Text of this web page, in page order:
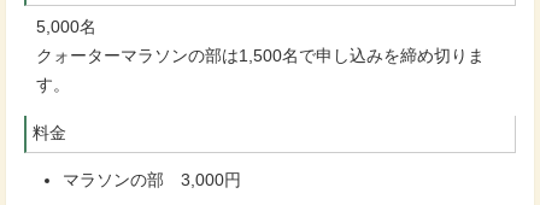
5,000名
クォーターマラソンの部は1,500名で申し込みを締め切りま
す。
料金
マラソンの部 3,000円